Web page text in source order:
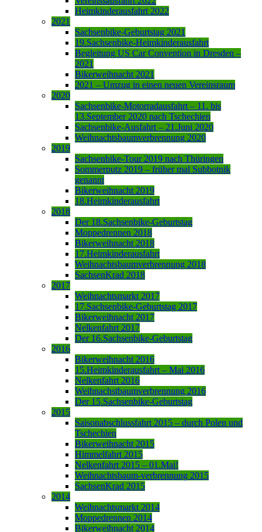
Heimkinderausfahrt 2022
2021
Sachsenbike-Geburtstag 2021
19.Sachsenbike-Heimkinderausfahrt
Begleitung US Car Convention in Dresden –
2021
Bikerweihnacht 2021
2021 – Umzug in einen neuen Vereinsraum
2020
Sachsenbike-Motorradausfahrt – 11. bis
13.September 2020 nach Tschechien
Sachsenbike-Ausfahrt – 21.Juni 2020
Weihnachtsbaumverbrennung 2020
2019
Sachsenbike-Tour 2019 nach Thüringen
Sommerputz 2019 – früher mal Subbotnik
genannt
Bikerweihnacht 2019
18.Heimkinderausfahrt
2018
Der 18.Sachsenbike-Geburtstag
Moppedrennen 2018
Bikerweihnacht 2018
17.Heimkinderausfahrt
Weihnachtsbaumverbrennung 2018
SachsenKrad 2018
2017
Weihnachtsmarkt 2017
17.Sachsenbike-Geburtstag 2017
Bikerweihnacht 2017
Nelkenfahrt 2017
Der 16.Sachsenbike-Geburtstag
2016
Bikerweihnacht 2016
15.Heimkinderausfahrt – Mai 2016
Nelkenfahrt 2016
Weihnachstbaumverbrennung 2016
Der 15.Sachsenbike-Geburtstag
2015
Saisonabschlussfahrt 2015 – durch Polen und
Tschechien
Bikerweihnacht 2015
Himmelfahrt 2015
Nelkenfahrt 2015 – 01.Mai!
Weihnachtsbaum-verbrennung 2015
SachsenKrad 2015
2014
Weihnachtsmarkt 2014
Moppedrennen 2014
Bikerweihnacht 2014